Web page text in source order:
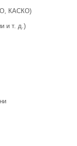
КАСКО)
и т. д.)